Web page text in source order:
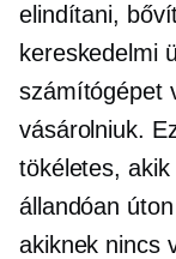
elindítani,
kereskedelmi
számítógépet
vásárolniuk.
tökéletes,
állandóan
akiknek nincs